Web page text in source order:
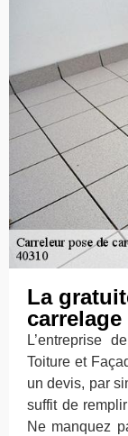
La
carrelage
L’entreprise
Toiture et
un devis, par
suffit de
Ne manquez